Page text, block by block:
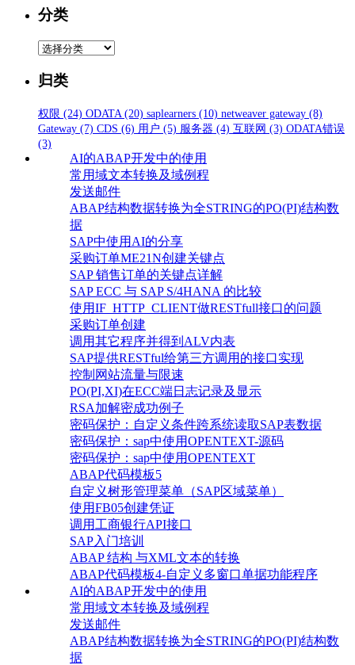
分类
分
归类
权限 (24) ODATA (20) saplearners (10) netweaver gateway (8)
Gateway (7) CDS (6) 用户 (5) 服务器 (4) 互联网 (3) ODATA错误
(3)
AI的ABAP开发中的使用
常用域文本转换及域例程
发送邮件
ABAP结构数据转换为全STRING的PO(PI)结构数
据
SAP中使用AI的分享
采购订单ME21N创建关键点
SAP 销售订单的关键点详解
SAP ECC 与 SAP S/4HANA 的比较
使用IF_HTTP_CLIENT做RESTfull接口的问题
采购订单创建
调用其它程序并得到ALV内表
SAP提供RESTful给第三方调用的接口实现
控制网站流量与限速
PO(PI,XI)在ECC端日志记录及显示
RSA加解密成功例子
密码保护：自定义条件跨系统读取SAP表数据
密码保护：sap中使用OPENTEXT-源码
密码保护：sap中使用OPENTEXT
ABAP代码模板5
自定义树形管理菜单（SAP区域菜单）
使用FB05创建凭证
调用工商银行API接口
SAP入门培训
ABAP 结构 与XML文本的转换
ABAP代码模板4-自定义多窗口单据功能程序
AI的ABAP开发中的使用
常用域文本转换及域例程
发送邮件
ABAP结构数据转换为全STRING的PO(PI)结构数
据